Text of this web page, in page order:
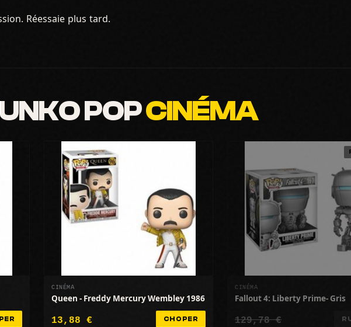
Réessaie plus tard.
POPCINÉMA
CINÉMA
Queen - Freddy Mercury Wembley 1986
13,88 € CHOPER
CINÉMA
Fallout 4: Liberty Prime- Gris
129,78 €